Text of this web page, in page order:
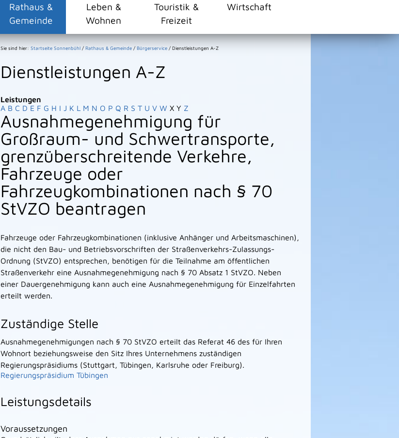
Rathaus &
Gemeinde
Leben &
Wohnen
Touristik &
Freizeit
Wirtschaft
Sie sind hier: Startseite Sonnenbühl / Rathaus & Gemeinde / Bürgerservice / Dienstleistungen A-Z
Dienstleistungen A-Z
Leistungen
A B C D E F G H I J K L M N O P Q R S T U V W X Y Z
Ausnahmegenehmigung für
Großraum- und Schwertransporte,
grenzüberschreitende Verkehre,
Fahrzeuge oder
Fahrzeugkombinationen nach § 70
StVZO beantragen
Fahrzeuge oder Fahrzeugkombinationen (inklusive Anhänger und Arbeitsmaschinen),
die nicht den Bau- und Betriebsvorschriften der Straßenverkehrs-Zulassungs-
Ordnung (StVZO) entsprechen, benötigen für die Teilnahme am öffentlichen
Straßenverkehr eine Ausnahmegenehmigung nach § 70 Absatz 1 StVZO. Neben
einer Dauergenehmigung kann auch eine Ausnahmegenehmigung für Einzelfahrten
erteilt werden.
Zuständige Stelle
Ausnahmegenehmigungen nach § 70 StVZO erteilt das Referat 46 des für Ihren
Wohnort beziehungsweise den Sitz Ihres Unternehmens zuständigen
Regierungspräsidiums (Stuttgart, Tübingen, Karlsruhe oder Freiburg).
Regierungspräsidium Tübingen
Leistungsdetails
Voraussetzungen